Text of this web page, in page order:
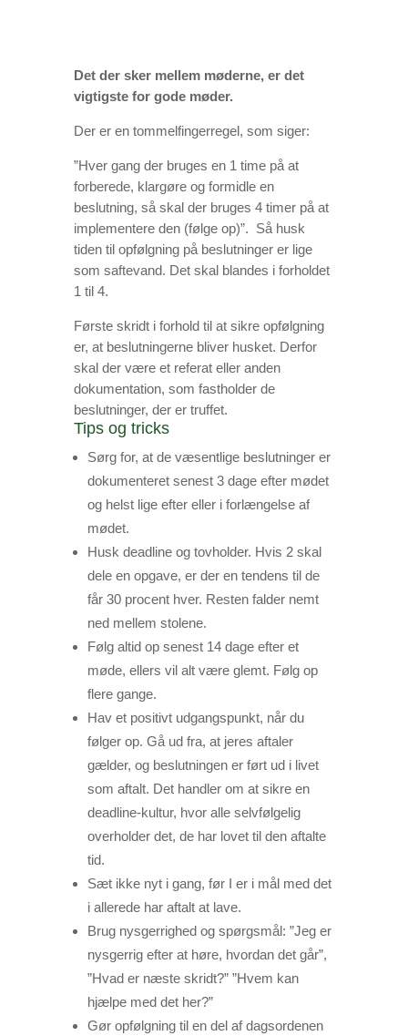
Det der sker mellem møderne, er det
vigtigste for gode møder.
Der er en tommelfingerregel, som siger:
”Hver gang der bruges en 1 time på at
forberede, klargøre og formidle en
beslutning, så skal der bruges 4 timer på at
implementere den (følge op)”. Så husk
tiden til opfølgning på beslutninger er lige
som saftevand. Det skal blandes i forholdet
1 til 4.
Første skridt i forhold til at sikre opfølgning
er, at beslutningerne bliver husket. Derfor
skal der være et referat eller anden
dokumentation, som fastholder de
beslutninger, der er truffet.
Tips og tricks
Sørg for, at de væsentlige beslutninger er
dokumenteret senest 3 dage efter mødet
og helst lige efter eller i forlængelse af
mødet.
Husk deadline og tovholder. Hvis 2 skal
dele en opgave, er der en tendens til de
får 30 procent hver. Resten falder nemt
ned mellem stolene.
Følg altid op senest 14 dage efter et
møde, ellers vil alt være glemt. Følg op
flere gange.
Hav et positivt udgangspunkt, når du
følger op. Gå ud fra, at jeres aftaler
gælder, og beslutningen er ført ud i livet
som aftalt. Det handler om at sikre en
deadline-kultur, hvor alle selvfølgelig
overholder det, de har lovet til den aftalte
tid.
Sæt ikke nyt i gang, før I er i mål med det
i allerede har aftalt at lave.
Brug nysgerrighed og spørgsmål: ”Jeg er
nysgerrig efter at høre, hvordan det går”,
”Hvad er næste skridt?” ”Hvem kan
hjælpe med det her?”
Gør opfølgning til en del af dagsordenen